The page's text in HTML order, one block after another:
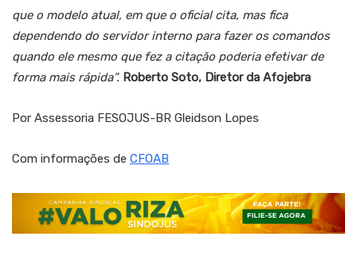
que o modelo atual, em que o oficial cita, mas fica
dependendo do servidor interno para fazer os comandos
quando ele mesmo que fez a citação poderia efetivar de
forma mais rápida”. Roberto Soto, Diretor da Afojebra
Por Assessoria FESOJUS-BR Gleidson Lopes
Com informações de CFOAB